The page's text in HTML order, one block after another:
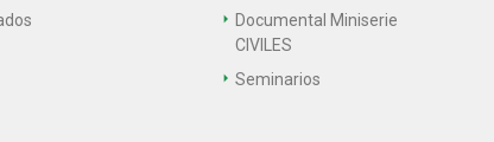
Documental Miniserie
CIVILES
Seminarios